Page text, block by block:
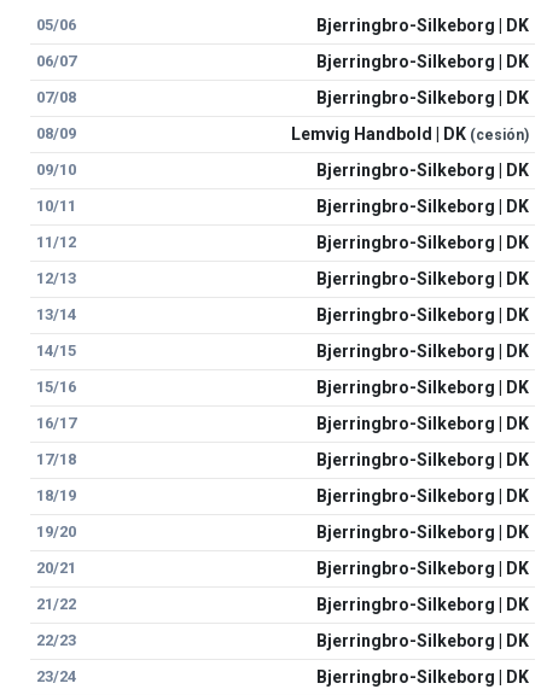
05/06 Bjerringbro-Silkeborg | DK
06/07 Bjerringbro-Silkeborg | DK
07/08 Bjerringbro-Silkeborg | DK
08/09 Lemvig Handbold | DK (cesión)
09/10 Bjerringbro-Silkeborg | DK
10/11 Bjerringbro-Silkeborg | DK
11/12 Bjerringbro-Silkeborg | DK
12/13 Bjerringbro-Silkeborg | DK
13/14 Bjerringbro-Silkeborg | DK
14/15 Bjerringbro-Silkeborg | DK
15/16 Bjerringbro-Silkeborg | DK
16/17 Bjerringbro-Silkeborg | DK
17/18 Bjerringbro-Silkeborg | DK
18/19 Bjerringbro-Silkeborg | DK
19/20 Bjerringbro-Silkeborg | DK
20/21 Bjerringbro-Silkeborg | DK
21/22 Bjerringbro-Silkeborg | DK
22/23 Bjerringbro-Silkeborg | DK
23/24 Bjerringbro-Silkeborg | DK